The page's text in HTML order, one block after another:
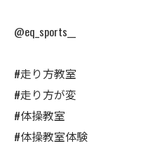
@eq_sports__
#走り方教室
#走り方が変
#体操教室
#体操教室体験